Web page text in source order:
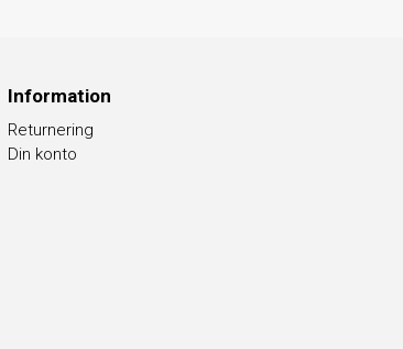
Information
Returnering
Din konto